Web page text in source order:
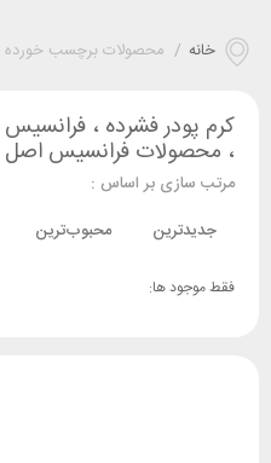
خانه / محصولات برچسب خورده
کرم پودر فشرده ،
، محصولات فرانسیس
مرتب سازی بر اساس :
جدیدترین
محبوب‌ترین
فقط موجود ها: